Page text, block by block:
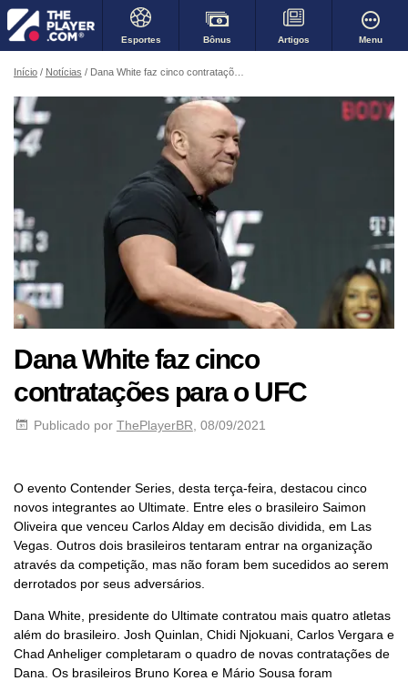
Esportes Bônus Artigos Menu
Início Notícias Dana White faz cinco contratações para o UFC
Dana White faz cinco
contratações para o UFC
Publicado por ThePlayerBR , 08/09/2021
O evento Contender Series, desta terça-feira, destacou cinco
novos integrantes ao Ultimate. Entre eles o brasileiro Saimon
Oliveira que venceu Carlos Alday em decisão dividida, em Las
Vegas. Outros dois brasileiros tentaram entrar na organização
através da competição, mas não foram bem sucedidos ao serem
derrotados por seus adversários.
Dana White, presidente do Ultimate contratou mais quatro atletas
além do brasileiro. Josh Quinlan, Chidi Njokuani, Carlos Vergara e
Chad Anheliger completaram o quadro de novas contratações de
Dana. Os brasileiros Bruno Korea e Mário Sousa foram